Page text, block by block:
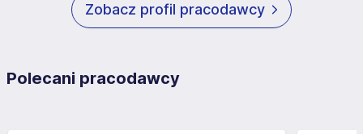
Zobacz profil pracodawcy
Polecani pracodawcy